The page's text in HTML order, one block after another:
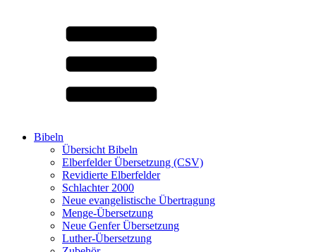
Bibeln
Übersicht Bibeln
Elberfelder Übersetzung (CSV)
Revidierte Elberfelder
Schlachter 2000
Neue evangelistische Übertragung
Menge-Übersetzung
Neue Genfer Übersetzung
Luther-Übersetzung